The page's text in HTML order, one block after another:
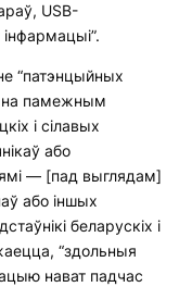
USB-
“патэнцыйных
на памежным
і сілавых
або
— [пад выглядам]
або іншых
беларускіх і
“здольныя
нават падчас